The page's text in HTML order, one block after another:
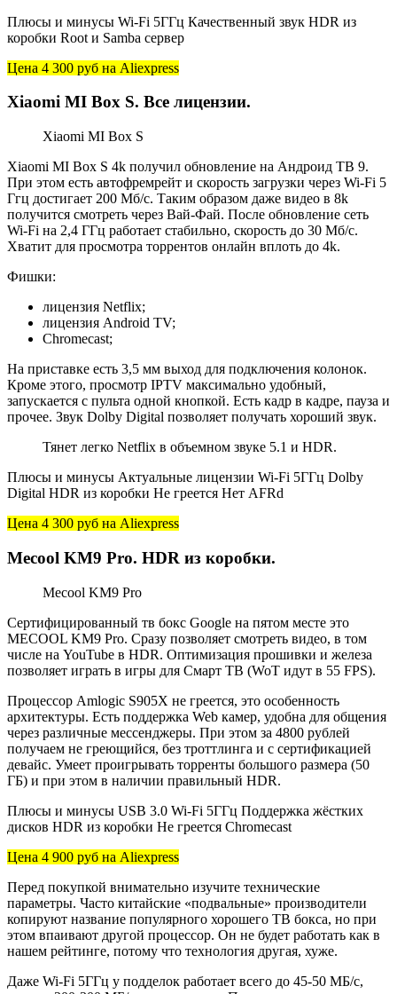
Плюсы и минусы Wi-Fi 5ГГц Качественный звук HDR из
коробки Root и Samba сервер
Цена 4 300 руб на Aliexpress
Xiaomi MI Box S. Все лицензии.
Xiaomi MI Box S
Xiaomi MI Box S 4k получил обновление на Андроид ТВ 9.
При этом есть автофремрейт и скорость загрузки через Wi-Fi 5
Ггц достигает 200 Мб/с. Таким образом даже видео в 8k
получится смотреть через Вай-Фай. После обновление сеть
Wi-Fi на 2,4 ГГц работает стабильно, скорость до 30 Мб/с.
Хватит для просмотра торрентов онлайн вплоть до 4k.
Фишки:
лицензия Netflix;
лицензия Android TV;
Chromecast;
На приставке есть 3,5 мм выход для подключения колонок.
Кроме этого, просмотр IPTV максимально удобный,
запускается с пульта одной кнопкой. Есть кадр в кадре, пауза и
прочее. Звук Dolby Digital позволяет получать хороший звук.
Тянет легко Netflix в объемном звуке 5.1 и HDR.
Плюсы и минусы Актуальные лицензии Wi-Fi 5ГГц Dolby
Digital HDR из коробки Не греется Нет AFRd
Цена 4 300 руб на Aliexpress
Mecool KM9 Pro. HDR из коробки.
Mecool KM9 Pro
Сертифицированный тв бокс Google на пятом месте это
MECOOL KM9 Pro. Сразу позволяет смотреть видео, в том
числе на YouTube в HDR. Оптимизация прошивки и железа
позволяет играть в игры для Смарт ТВ (WoT идут в 55 FPS).
Процессор Amlogic S905X не греется, это особенность
архитектуры. Есть поддержка Web камер, удобна для общения
через различные мессенджеры. При этом за 4800 рублей
получаем не греющийся, без троттлинга и с сертификацией
девайс. Умеет проигрывать торренты большого размера (50
ГБ) и при этом в наличии правильный HDR.
Плюсы и минусы USB 3.0 Wi-Fi 5ГГц Поддержка жёстких
дисков HDR из коробки Не греется Chromecast
Цена 4 900 руб на Aliexpress
Перед покупкой внимательно изучите технические
параметры. Часто китайские «подвальные» производители
копируют название популярного хорошего ТВ бокса, но при
этом впаивают другой процессор. Он не будет работать как в
нашем рейтинге, потому что технология другая, хуже.
Даже Wi-Fi 5ГГц у подделок работает всего до 45-50 МБ/с,